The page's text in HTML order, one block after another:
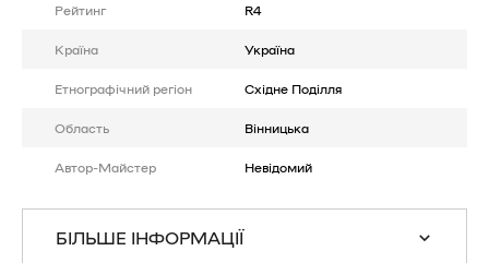
Рейтинг R4
Країна Україна
Етнографічний регіон Східне Поділля
Область Вінницька
Автор-Майстер Невідомий
БІЛЬШЕ ІНФОРМАЦІЇ